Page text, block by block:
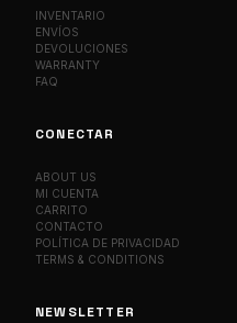
INVENTARIO
ENVÍOS
DEVOLUCIONES
WARRANTY
FAQ
CONECTAR
ABOUT US
MI CUENTA
CARRITO
CONTACTO
POLÍTICA DE PRIVACIDAD
TERMS & CONDITIONS
NEWSLETTER